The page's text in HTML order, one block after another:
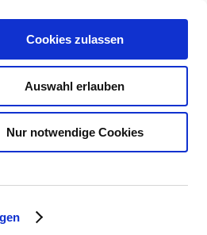
Cookies zulassen
Auswahl erlauben
Nur notwendige Cookies
Unter ihm